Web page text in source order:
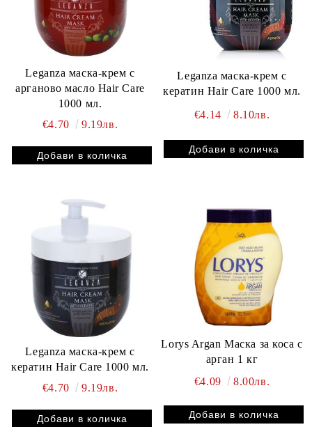
Leganza маска-крем с
арганово масло Hair Care
1000 мл.
€4.70
9.19лв.
Leganza маска-крем с
кератин Hair Care 1000 мл.
€4.14 8.10лв.
Leganza маска-крем с
кератин Hair Care 1000 мл.
€4.70
9.19лв.
Lorys Argan Маска за коса с
арган 1 кг
€4.09
8.00лв.